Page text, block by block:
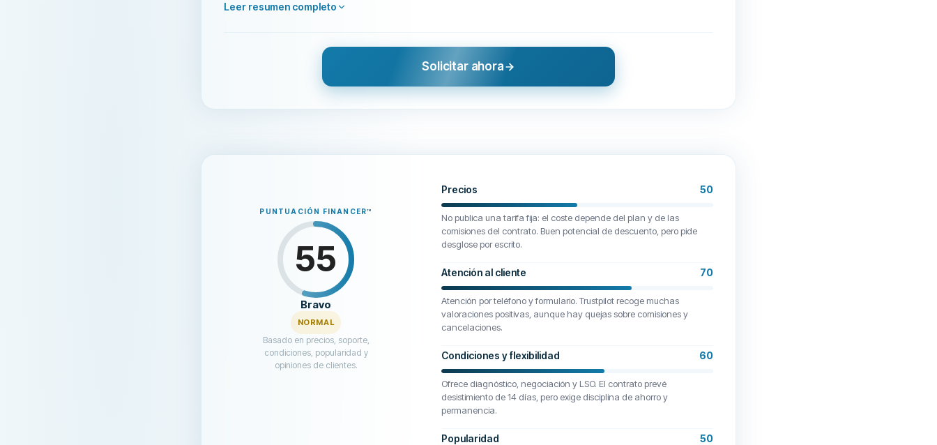
Leer resumen completo
Solicitar ahora
PUNTUACIÓN FINANCER™
55
Bravo
NORMAL
Basado en precios, soporte,
condiciones, popularidad y
opiniones de clientes.
Precios 50
No publica una tarifa fija: el coste depende del plan y de las
comisiones del contrato. Buen potencial de descuento, pero pide
desglose por escrito.
Atención al cliente 70
Atención por teléfono y formulario. Trustpilot recoge muchas
valoraciones positivas, aunque hay quejas sobre comisiones y
cancelaciones.
Condiciones y flexibilidad 60
Ofrece diagnóstico, negociación y LSO. El contrato prevé
desistimiento de 14 días, pero exige disciplina de ahorro y
permanencia.
Popularidad 50